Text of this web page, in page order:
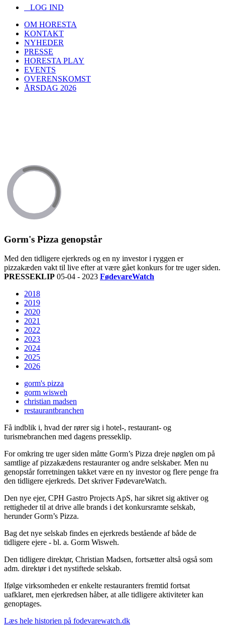
LOG IND
OM HORESTA
KONTAKT
NYHEDER
PRESSE
HORESTA PLAY
EVENTS
OVERENSKOMST
ÅRSDAG 2026
Gorm's Pizza genopstår
Med den tidligere ejerkreds og en ny investor i ryggen er
pizzakæden vakt til live efter at være gået konkurs for tre uger siden.
PRESSEKLIP 05-04 - 2023 FødevareWatch
2018
2019
2020
2021
2022
2023
2024
2025
2026
gorm's pizza
gorm wisweh
christian madsen
restaurantbranchen
Få indblik i, hvad der rører sig i hotel-, restaurant- og
turismebranchen med dagens presseklip.
For omkring tre uger siden måtte Gorm’s Pizza dreje nøglen om på
samtlige af pizzakædens restauranter og andre selskaber. Men nu
genopstår forretningen takket være en ny investor og flere penge fra
den tidligere ejerkreds. Det skriver FødevareWatch.
Den nye ejer, CPH Gastro Projects ApS, har sikret sig aktiver og
rettigheder til at drive alle brands i det konkursramte selskab,
herunder Gorm’s Pizza.
Bag det nye selskab findes en ejerkreds bestående af både de
tidligere ejere - bl. a. Gorm Wisweh.
Den tidligere direktør, Christian Madsen, fortsætter altså også som
adm. direktør i det nystiftede selskab.
Ifølge virksomheden er enkelte restauranters fremtid fortsat
uafklaret, men ejerkredsen håber, at alle tidligere aktiviteter kan
genoptages.
Læs hele historien på fodevarewatch.dk